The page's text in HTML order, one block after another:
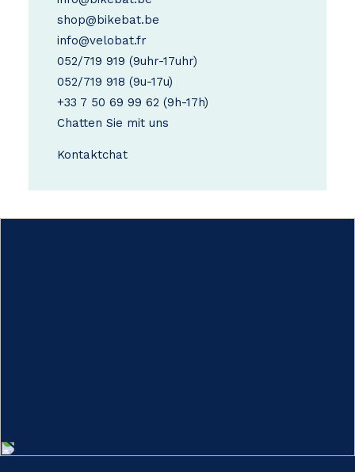
shop@bikebat.be
info@velobat.fr
052/719 919 (9uhr-17uhr)
052/719 918 (9u-17u)
+33 7 50 69 99 62 (9h-17h)
Chatten Sie mit uns
Kontaktchat